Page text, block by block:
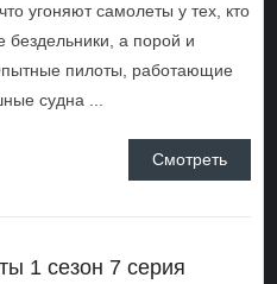
угоняют самолеты у тех, кто
бездельники, а порой и
пилоты, работающие
судна ...
Смотреть
1 сезон 7 серия